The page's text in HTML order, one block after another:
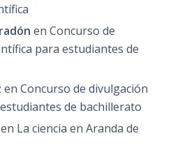
en Concurso de
para estudiantes de
en Concurso de divulgación
de bachillerato
en La ciencia en Aranda de